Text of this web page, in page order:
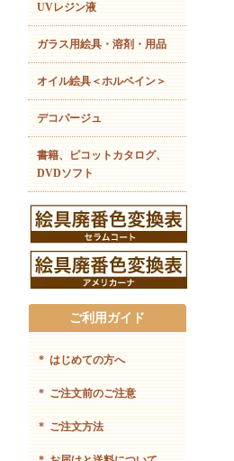
UVレジン液
ガラス用絵具・溶剤・用品
オイル絵具＜ホルベイン＞
デコパージュ
書籍、ピコットカタログ、
DVDソフト
ご利用ガイド
* はじめての方へ
* ご注文前のご注意
* ご注文方法